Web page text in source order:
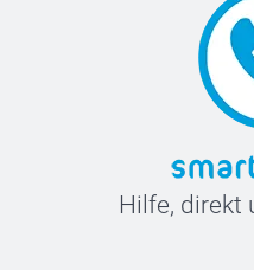
Hilfe, direkt